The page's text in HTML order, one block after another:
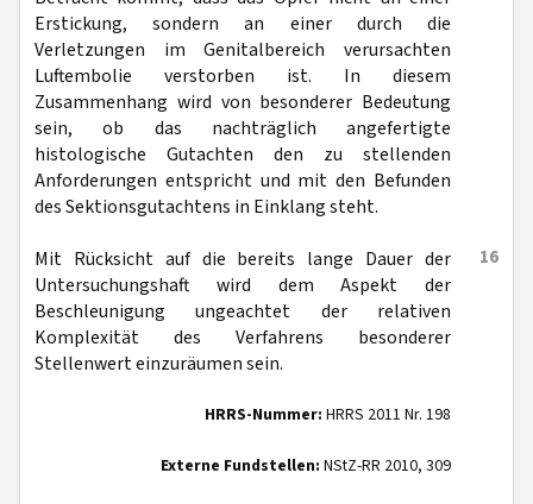
Erstickung, sondern an einer durch die
Verletzungen im Genitalbereich verursachten
Luftembolie verstorben ist. In diesem
Zusammenhang wird von besonderer Bedeutung
sein, ob das nachträglich angefertigte
histologische Gutachten den zu stellenden
Anforderungen entspricht und mit den Befunden
des Sektionsgutachtens in Einklang steht.
16
Mit Rücksicht auf die bereits lange Dauer der
Untersuchungshaft wird dem Aspekt der
Beschleunigung ungeachtet der relativen
Komplexität des Verfahrens besonderer
Stellenwert einzuräumen sein.
HRRS-Nummer: HRRS 2011 Nr. 198
Externe Fundstellen: NStZ-RR 2010, 309